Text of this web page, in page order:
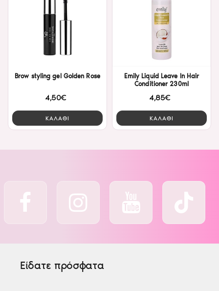
Brow styling gel Golden Rose
4,50€
ΚΑΛΑΘΙ
Emily Liquid Leave In Hair
Conditioner 230ml
4,85€
ΚΑΛΑΘΙ
Είδατε πρόσφατα